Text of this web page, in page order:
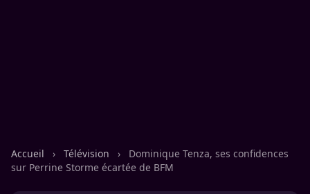
Accueil › Télévision ›
Dominique Tenza, ses confidences
sur Perrine Storme écartée de BFM